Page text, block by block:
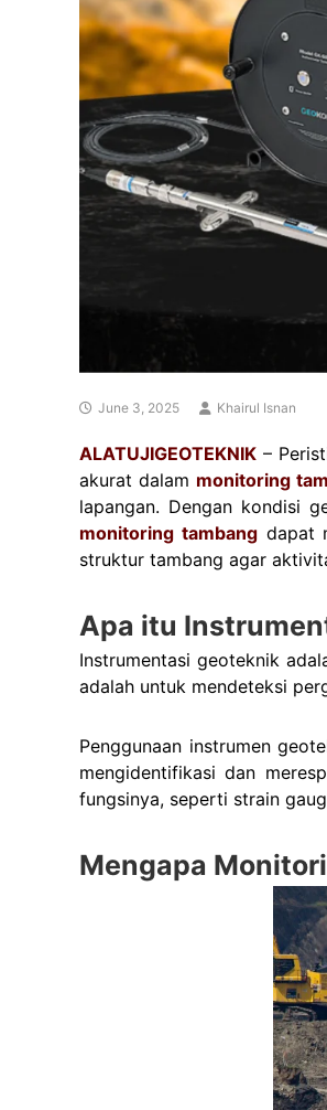
June 3, 2025 Khairul Isnan
ALATUJIGEOTEKNIK –
akurat dalam monitoring
lapangan. Dengan kondisi
monitoring tambangdapat
struktur tambang agar
Apa itu
Instrumentasi geoteknik
adalah untuk mendeteksi
Penggunaan instrumen
mengidentifikasi dan
fungsinya, seperti strain
Mengapa